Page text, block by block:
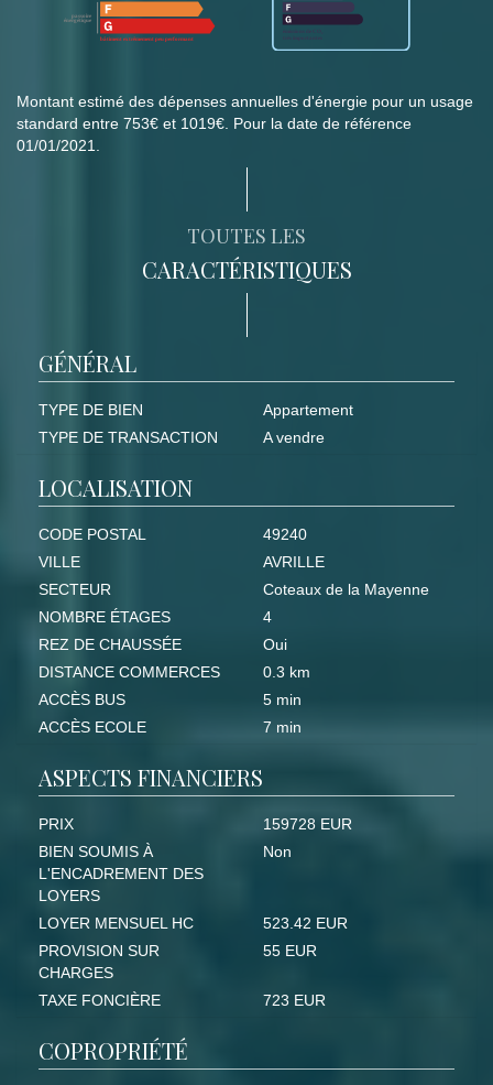
Montant estimé des dépenses annuelles d'énergie pour un usage
standard entre 753€ et 1019€. Pour la date de référence
01/01/2021.
TOUTES LES
CARACTÉRISTIQUES
GÉNÉRAL
TYPE DE BIEN
Appartement
TYPE DE TRANSACTION
A vendre
LOCALISATION
CODE POSTAL
49240
VILLE
AVRILLE
SECTEUR
Coteaux de la Mayenne
NOMBRE ÉTAGES
4
REZ DE CHAUSSÉE
Oui
DISTANCE COMMERCES
0.3 km
ACCÈS BUS
5 min
ACCÈS ECOLE
7 min
ASPECTS FINANCIERS
PRIX
159728 EUR
BIEN SOUMIS À
L'ENCADREMENT DES
LOYERS
Non
LOYER MENSUEL HC
523.42 EUR
PROVISION SUR
CHARGES
55 EUR
TAXE FONCIÈRE 723 EUR
COPROPRIÉTÉ